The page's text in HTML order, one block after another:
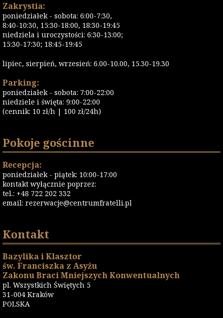
Zakrystia:
poniedziałek - sobota: 6:00-7:30,
8:40-10:30, 15:30-18:00, 18:30-19:45
niedziela i uroczystości: 6:30-13:00;
15:30-17:30; 18:45-19:45
lipiec, sierpień, wrzesień: 6.00-10.00, 15.30-19.30
Parking:
poniedziałek - sobota: 7:00-22:00
niedziele i święta: 9:00-22:00
(cennik: 10 zł/h | 100 zł/24h)
Pokoje gościnne
Recepcja:
poniedziałek - piątek: 10:00-17:00
kontakt wyłącznie poprzez:
tel.: +48 722 202 332
email: rezerwacje@centrumfratelli.pl
Kontakt
Bazylika i Klasztor
św. Franciszka z Asyżu
Zakonu Braci Mniejszych Konwentualnych
pl. Wszystkich Świętych 5
31-004 Kraków
POLSKA